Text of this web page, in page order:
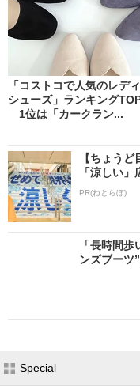
「コストコで人気のレデ
シューズ」ランキング
1位は「カークラン...
【ちょう
「涼しい
PR(ねとらぼ)
「長時間
ンズブー
Special